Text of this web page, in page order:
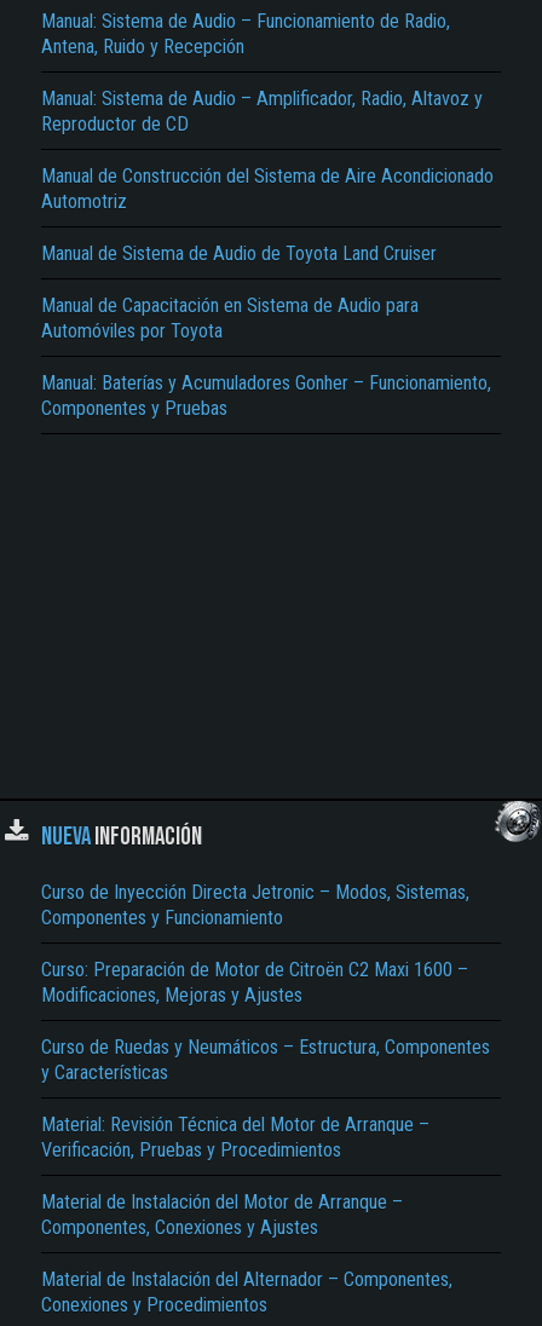
Manual: Sistema de Audio – Funcionamiento de Radio,
Antena, Ruido y Recepción
Manual: Sistema de Audio – Amplificador, Radio, Altavoz y
Reproductor de CD
Manual de Construcción del Sistema de Aire Acondicionado
Automotriz
Manual de Sistema de Audio de Toyota Land Cruiser
Manual de Capacitación en Sistema de Audio para
Automóviles por Toyota
Manual: Baterías y Acumuladores Gonher – Funcionamiento,
Componentes y Pruebas
NUEVAINFORMACIÓN
Curso de Inyección Directa Jetronic – Modos, Sistemas,
Componentes y Funcionamiento
Curso: Preparación de Motor de Citroën C2 Maxi 1600 –
Modificaciones, Mejoras y Ajustes
Curso de Ruedas y Neumáticos – Estructura, Componentes
y Características
Material: Revisión Técnica del Motor de Arranque –
Verificación, Pruebas y Procedimientos
Material de Instalación del Motor de Arranque –
Componentes, Conexiones y Ajustes
Material de Instalación del Alternador – Componentes,
Conexiones y Procedimientos
Texto o Imagen de portada son erróneos.
No carga o no se visualiza el contenido.
Reportar otro tipo de error...